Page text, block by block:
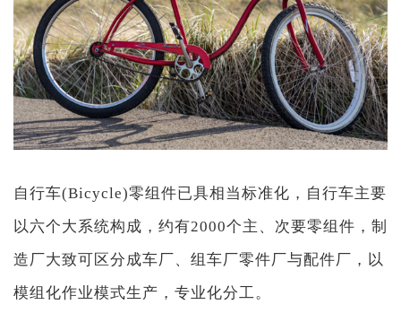
自行车(Bicycle)零组件已具相当标准化，自行车主要
以六个大系统构成，约有2000个主、次要零组件，制
造厂大致可区分成车厂、组车厂零件厂与配件厂，以
模组化作业模式生产，专业化分工。